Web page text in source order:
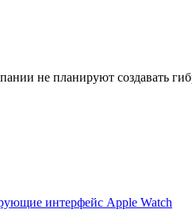
не планируют создавать
интерфейс Apple Watch